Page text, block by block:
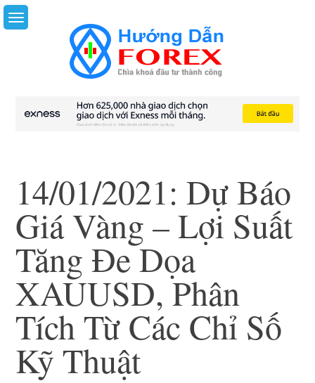
Skip
to
14/01/2021: Dự Báo
Giá Vàng – Lợi Suất
Tăng Đe Dọa
XAUUSD, Phân
Tích Từ Các Chỉ Số
Kỹ Thuật